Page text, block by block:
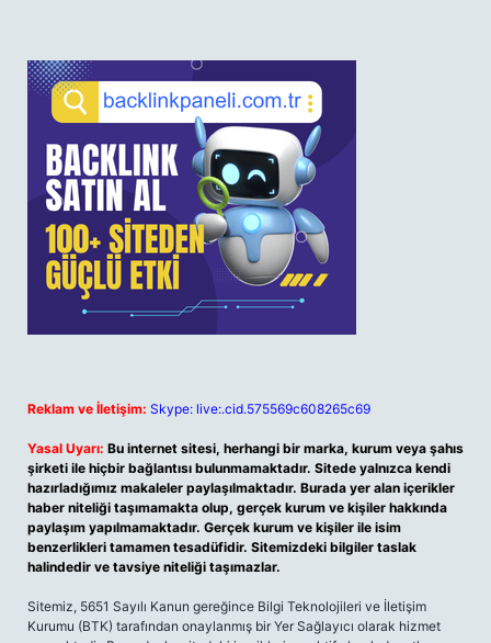
Reklam ve İletişim: Skype: live:.cid.575569c608265c69
Yasal Uyarı: Bu internet sitesi, herhangi bir marka, kurum veya şahıs
şirketi ile hiçbir bağlantısı bulunmamaktadır. Sitede yalnızca kendi
hazırladığımız makaleler paylaşılmaktadır. Burada yer alan içerikler
haber niteliği taşımamakta olup, gerçek kurum ve kişiler hakkında
paylaşım yapılmamaktadır. Gerçek kurum ve kişiler ile isim
benzerlikleri tamamen tesadüfidir. Sitemizdeki bilgiler taslak
halindedir ve tavsiye niteliği taşımazlar.
Sitemiz, 5651 Sayılı Kanun gereğince Bilgi Teknolojileri ve İletişim
Kurumu (BTK) tarafından onaylanmış bir Yer Sağlayıcı olarak hizmet